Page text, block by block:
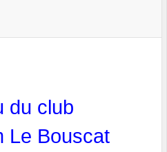
du club
Le Bouscat